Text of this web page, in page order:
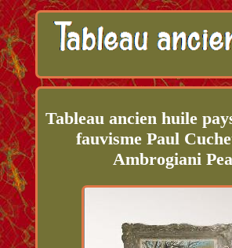
Tableau ancien huile
fauvisme Paul
Ambrogiani